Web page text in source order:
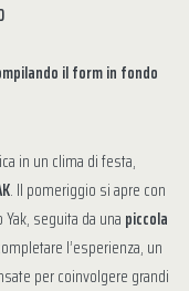
il form in fondo
in un clima di festa,
. Il pomeriggio si apre con
seguita da una piccola
l’esperienza, un
per coinvolgere grandi